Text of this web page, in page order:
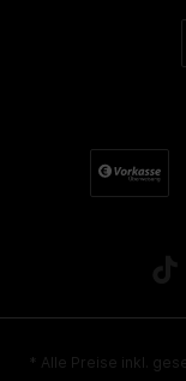
* Alle Preise inkl.